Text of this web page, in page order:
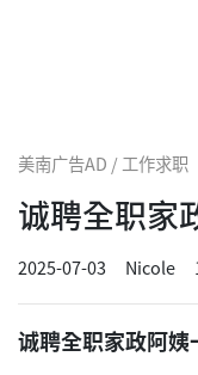
美南广告AD / 工作求职
诚聘全职家
2025-07-03 Nicole
诚聘全职家政阿姨